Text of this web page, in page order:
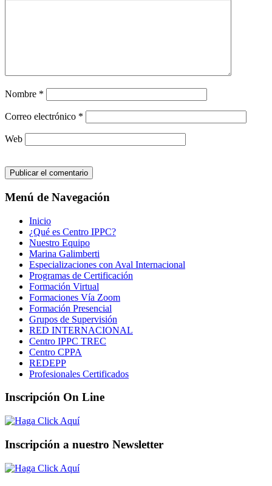
Nombre *
Correo electrónico *
Web
Menú de Navegación
Inicio
¿Qué es Centro IPPC?
Nuestro Equipo
Marina Galimberti
Especializaciones con Aval Internacional
Programas de Certificación
Formación Virtual
Formaciones Vía Zoom
Formación Presencial
Grupos de Supervisión
RED INTERNACIONAL
Centro IPPC TREC
Centro CPPA
REDEPP
Profesionales Certificados
Inscripción On Line
Inscripción a nuestro Newsletter